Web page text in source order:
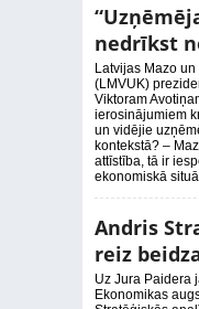
nedrīkst
Latvijas Mazo
(LMVUK)
Viktoram
ierosinājumiem
un vidējie
kontekstā? –
attīstība, tā ir
ekonomiskā
Andris
reiz
Uz Jura Paidera
Ekonomikas